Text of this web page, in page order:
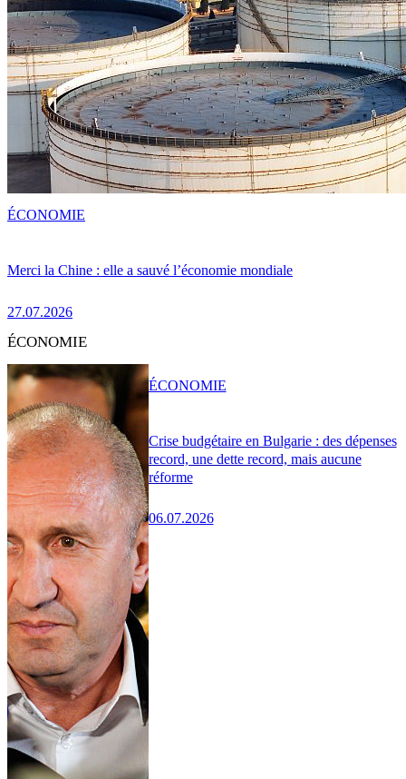
Merci la Chine : elle a sauvé l’économie mondiale
27.07.2026
ÉCONOMIE
ÉCONOMIE
Crise budgétaire en Bulgarie : des dépenses
record, une dette record, mais aucune
réforme
06.07.2026
ÉCONOMIE